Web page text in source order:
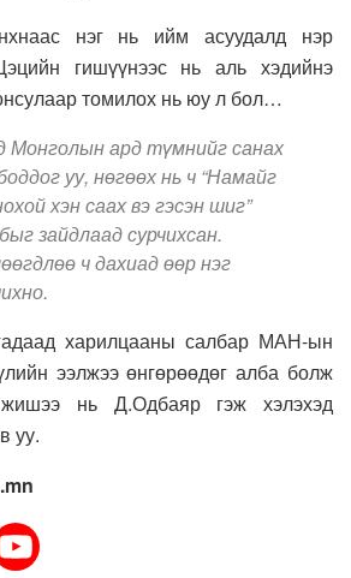
нэг нь ийм асуудалд нэр
гишүүнээс нь аль хэдийнэ
томилох нь юу л бол…
Монголын ард түмнийг санах
уу, нөгөөх нь ч “Намайг
хэн саах вэ гэсэн шиг”
зайдлаад сурчихсан.
ч дахиад өөр нэг
харилцааны салбар МАН-ын
ээлжээ өнгөрөөдөг алба болж
нь Д.Одбаяр гэж хэлэхэд
уу.